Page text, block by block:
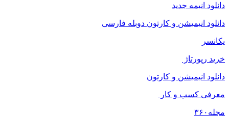
دانلود انیمه جدید
دانلود انیمیشن و کارتون دوبله فارسی
یکانسر
خرید رپورتاژ
دانلود انیمیشن و کارتون
معرفی کسب و کار
مجله ۳۶۰